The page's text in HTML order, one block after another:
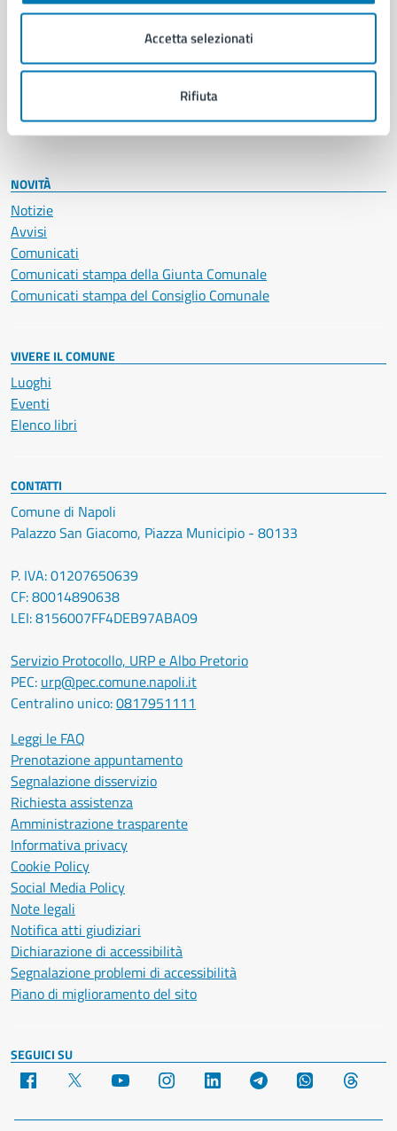
Accetta selezionati
Rifiuta
Educazione e formazione
Giustizia e sicurezza pubblica
Imprese e commercio
Salute, benessere e assistenza
Vita lavorativa
NOVITÀ
Notizie
Avvisi
Comunicati
Comunicati stampa della Giunta Comunale
Comunicati stampa del Consiglio Comunale
VIVERE IL COMUNE
Luoghi
Eventi
Elenco libri
CONTATTI
Comune di Napoli
Palazzo San Giacomo, Piazza Municipio - 80133
P. IVA: 01207650639
CF: 80014890638
LEI: 8156007FF4DEB97ABA09
Servizio Protocollo, URP e Albo Pretorio
PEC: urp@pec.comune.napoli.it
Centralino unico:0817951111
Leggi le FAQ
Prenotazione appuntamento
Segnalazione disservizio
Richiesta assistenza
Amministrazione trasparente
Informativa privacy
Cookie Policy
Social Media Policy
Note legali
Notifica atti giudiziari
Dichiarazione di accessibilità
Segnalazione problemi di accessibilità
Piano di miglioramento del sito
SEGUICI SU
Facebook YouTube Instagram LinkedIn Telegram WhatsApp